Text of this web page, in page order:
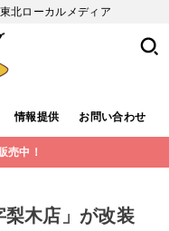
北ローカルメディア
情報提供 お問い合わせ
売中！
梨木店」が改装